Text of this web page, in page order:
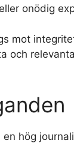
onödig
mot
och
en hög